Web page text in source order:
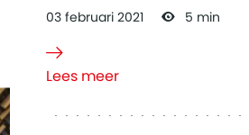
03 februari 2021 5 min
Lees meer
en